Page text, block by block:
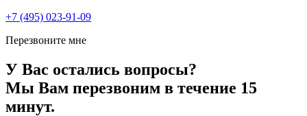
+7 (495) 023-91-09
Перезвоните мне
У Вас остались вопросы?
Мы Вам перезвоним в течение 15
минут.